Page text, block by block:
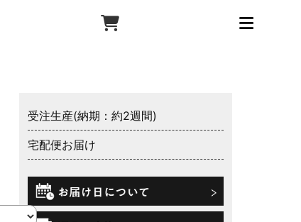
受注生産(納期：約2週間)
宅配便お届け